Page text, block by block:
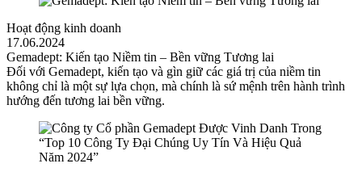
Hoạt động kinh doanh
17.06.2024
Gemadept: Kiến tạo Niềm tin – Bền vững Tương lai
Đối với Gemadept, kiến tạo và gìn giữ các giá trị của niềm tin
không chỉ là một sự lựa chọn, mà chính là sứ mệnh trên hành trình
hướng đến tương lai bền vững.